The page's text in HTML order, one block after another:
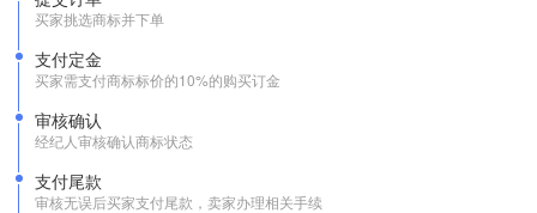
买家挑选商标并下单
支付定金
买家需支付商标标价的10%的购买订金
审核确认
经纪人审核确认商标状态
支付尾款
审核无误后买家支付尾款，卖家办理相关手续